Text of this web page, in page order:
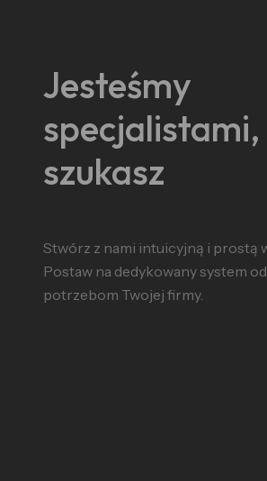
Jesteśmy
szukasz
Stwórz z nami intuicyjną i prostą
Postaw na dedykowany system
potrzebom Twojej firmy.